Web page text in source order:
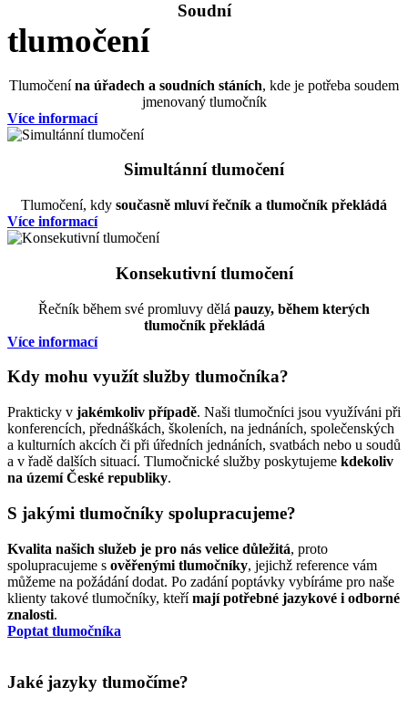
Soudní
tlumočení
Tlumočenína úřadech a soudních stáních, kde je potřeba soudem
jmenovaný tlumočník
Více informací
Simultánní tlumočení
Tlumočení, kdy současně mluví řečník a tlumočník překládá
Více informací
Konsekutivní tlumočení
Řečník během své promluvy dělá pauzy, během kterých
tlumočník překládá
Více informací
Kdy mohu využít služby tlumočníka?
Prakticky v jakémkoliv případě. Naši tlumočníci jsou využíváni při
konferencích, přednáškách, školeních, na jednáních, společenských
a kulturních akcích či při úředních jednáních, svatbách nebo u soudů
a v řadě dalších situací. Tlumočnické služby poskytujeme kdekoliv
na území České republiky.
S jakými tlumočníky spolupracujeme?
Kvalita našich služeb je pro nás velice důležitá, proto
spolupracujeme s ověřenými tlumočníky, jejichž reference vám
můžeme na požádání dodat. Po zadání poptávky vybíráme pro naše
klienty takové tlumočníky, kteřímají potřebné jazykové i odborné
znalosti.
Poptat tlumočníka
Jaké jazyky tlumočíme?